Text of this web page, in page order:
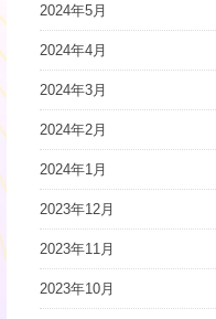
2024年5月
2024年4月
2024年3月
2024年2月
2024年1月
2023年12月
2023年11月
2023年10月